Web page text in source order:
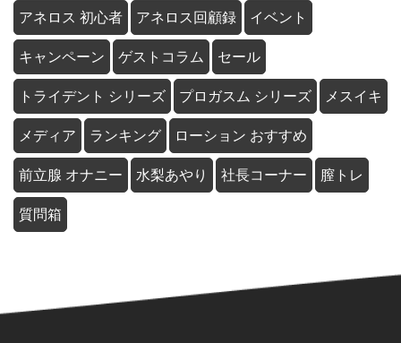
アネロス 初心者 アネロス回顧録 イベント
キャンペーン ゲストコラム セール
トライデント シリーズ プロガスム シリーズ メスイキ
メディア ランキング ローション おすすめ
前立腺 オナニー 水梨あやり 社長コーナー 膣トレ
質問箱